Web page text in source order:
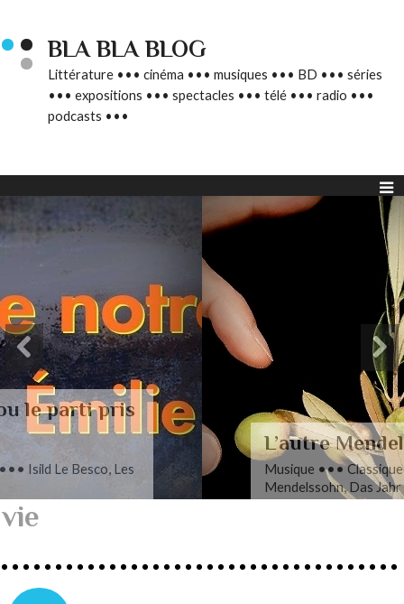
BLA BLA BLOG
Littérature ••• cinéma ••• musiques ••• BD ••• séries
••• expositions ••• spectacles ••• télé ••• radio •••
podcasts •••
L’autre Mendelssohn
Musique ••• Classique ••• Fanny
Mendelssohn, Das Jahr
vie